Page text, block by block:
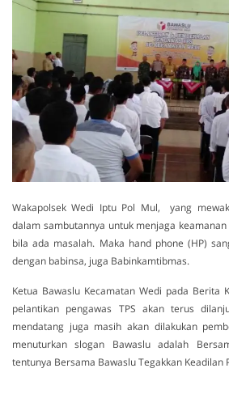
Wakapolsek Wedi Iptu Pol Mul, yang
dalam sambutannya untuk menjaga
bila ada masalah. Maka hand phone (HP)
dengan babinsa, juga Babinkamtibmas.
Ketua Bawaslu Kecamatan Wedi pada Berita
pelantikan pengawas TPS akan terus
mendatang juga masih akan dilakukan
menuturkan slogan Bawaslu adalah
tentunya Bersama Bawaslu Tegakkan Keadilan